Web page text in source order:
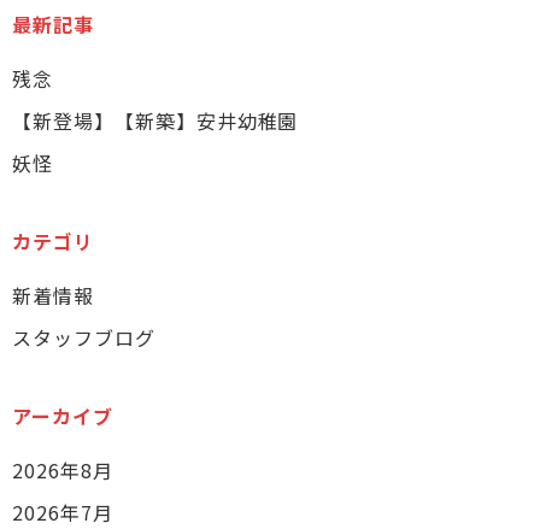
最新記事
残念
【新登場】【新築】安井幼稚園
妖怪
カテゴリ
新着情報
スタッフブログ
アーカイブ
2026年8月
2026年7月